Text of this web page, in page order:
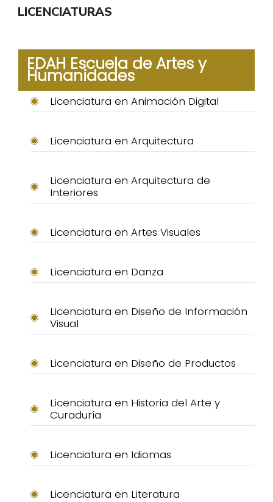
LICENCIATURAS
EDAH Escuela de Artes y
Humanidades
Licenciatura en Animación Digital
Licenciatura en Arquitectura
Licenciatura en Arquitectura de
Interiores
Licenciatura en Artes Visuales
Licenciatura en Danza
Licenciatura en Diseño de Información
Visual
Licenciatura en Diseño de Productos
Licenciatura en Historia del Arte y
Curaduría
Licenciatura en Idiomas
Licenciatura en Literatura